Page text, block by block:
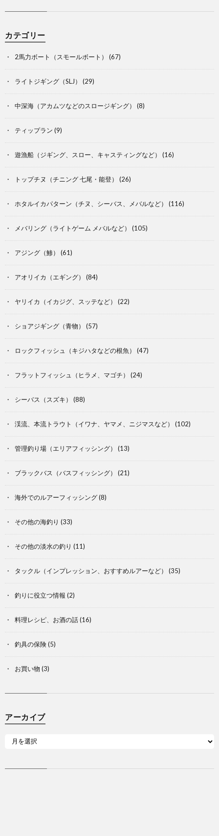
カテゴリー
2馬力ボート（スモールボート） (67)
ライトジギング（SLJ） (29)
中深海（アカムツなどのスロージギング） (8)
ティップラン (9)
遊漁船（ジギング、スロー、キャスティングなど） (16)
トップチヌ（チニング 七尾・能登） (26)
ホタルイカパターン（チヌ、シーバス、メバルなど） (116)
メバリング（ライトゲーム メバルなど） (105)
アジング（鯵） (61)
アオリイカ（エギング） (84)
ヤリイカ（イカジグ、スッテなど） (22)
ショアジギング（青物） (57)
ロックフィッシュ（キジハタなどの根魚） (47)
フラットフィッシュ（ヒラメ、マゴチ） (24)
シーバス（スズキ） (88)
渓流、本流トラウト（イワナ、ヤマメ、ニジマスなど） (102)
管理釣り場（エリアフィッシング） (13)
ブラックバス（バスフィッシング） (21)
海外でのルアーフィッシング(8)
その他の海釣り (33)
その他の淡水の釣り (11)
タックル（インプレッション、おすすめルアーなど） (35)
釣りに役立つ情報 (2)
料理レシピ、お酒の話(16)
釣具の保険(5)
お買い物 (3)
アーカイブ